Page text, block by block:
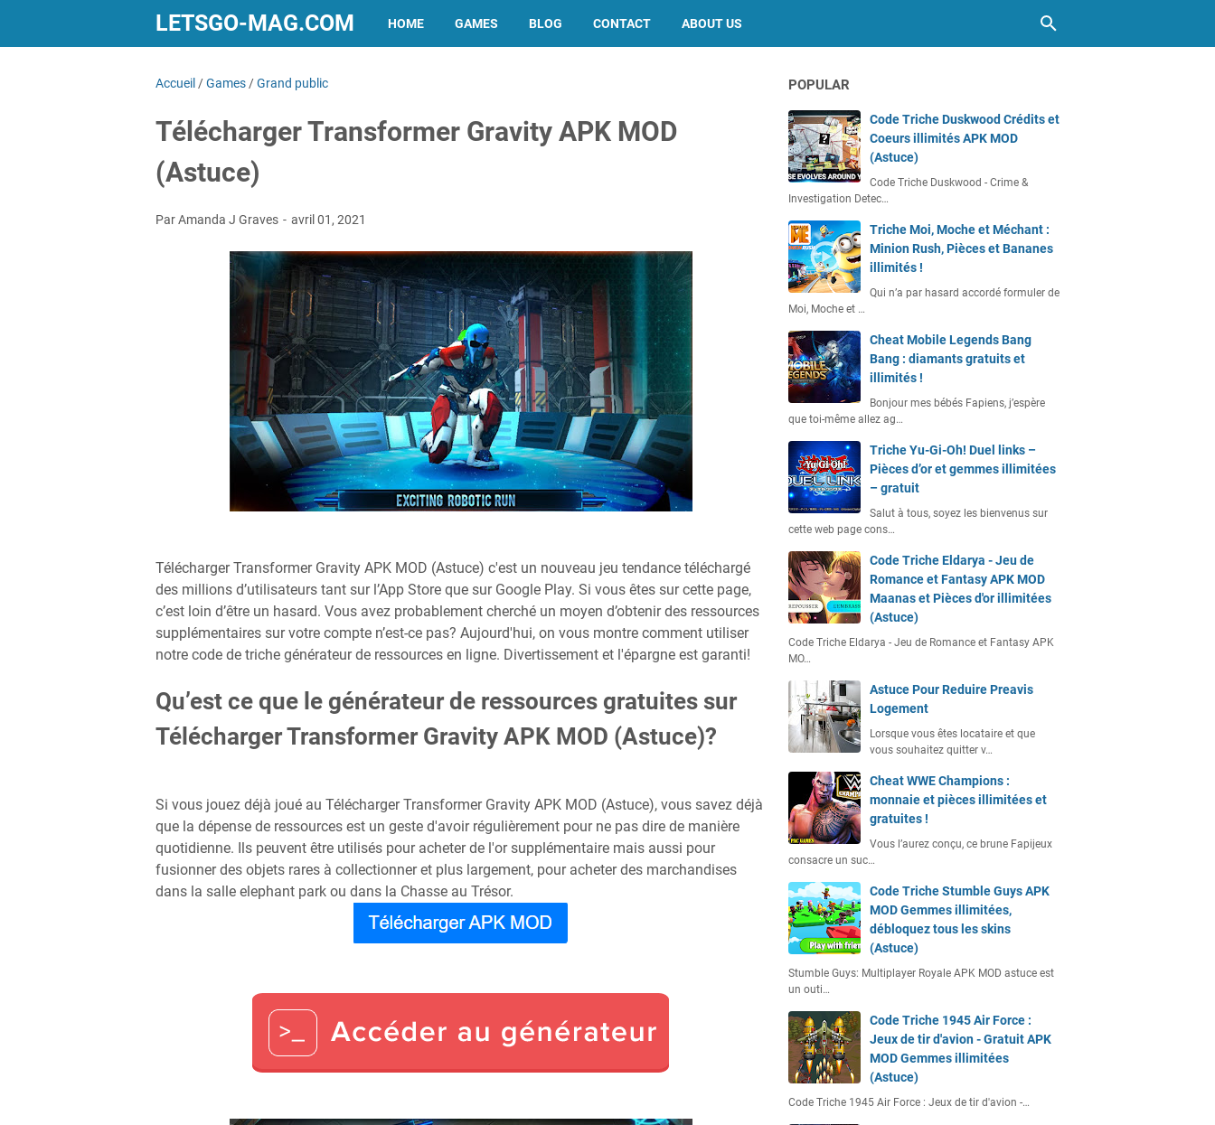
LETSGO-MAG.COM HOME GAMES BLOG CONTACT ABOUT US
Accueil /Games /Grand public
Télécharger Transformer Gravity APK MOD
(Astuce)
Par Amanda J Graves avril 01, 2021
Télécharger Transformer Gravity APK MOD (Astuce) c'est un nouveau jeu tendance téléchargé
des millions d’utilisateurs tant sur l’App Store que sur Google Play. Si vous êtes sur cette page,
c’est loin d’être un hasard. Vous avez probablement cherché un moyen d’obtenir des ressources
supplémentaires sur votre compte n’est-ce pas? Aujourd'hui, on vous montre comment utiliser
notre code de triche générateur de ressources en ligne. Divertissement et l'épargne est garanti!
Qu’est ce que le générateur de ressources gratuites sur
Télécharger Transformer Gravity APK MOD (Astuce)?
Si vous jouez déjà joué au Télécharger Transformer Gravity APK MOD (Astuce), vous savez déjà
que la dépense de ressources est un geste d'avoir régulièrement pour ne pas dire de manière
quotidienne. Ils peuvent être utilisés pour acheter de l'or supplémentaire mais aussi pour
fusionner des objets rares à collectionner et plus largement, pour acheter des marchandises
dans la salle elephant park ou dans la Chasse au Trésor.
POPULAR
Code Triche Duskwood Crédits et
Coeurs illimités APK MOD
(Astuce)
Code Triche Duskwood - Crime &
Investigation Detec…
Triche Moi, Moche et Méchant :
Minion Rush, Pièces et Bananes
illimités !
Qui n’a par hasard accordé formuler de
Moi, Moche et …
Cheat Mobile Legends Bang
Bang : diamants gratuits et
illimités !
Bonjour mes bébés Fapiens, j’espère
que toi-même allez ag…
Triche Yu-Gi-Oh! Duel links –
Pièces d’or et gemmes illimitées
– gratuit
Salut à tous, soyez les bienvenus sur
cette web page cons…
Code Triche Eldarya - Jeu de
Romance et Fantasy APK MOD
Maanas et Pièces d'or illimitées
(Astuce)
Code Triche Eldarya - Jeu de Romance et Fantasy APK
MO…
Astuce Pour Reduire Preavis
Logement
Lorsque vous êtes locataire et que
vous souhaitez quitter v…
Cheat WWE Champions :
monnaie et pièces illimitées et
gratuites !
Vous l’aurez conçu, ce brune Fapijeux
consacre un suc…
Code Triche Stumble Guys APK
MOD Gemmes illimitées,
débloquez tous les skins
(Astuce)
Stumble Guys: Multiplayer Royale APK MOD astuce est
un outi…
Code Triche 1945 Air Force :
Jeux de tir d'avion - Gratuit APK
MOD Gemmes illimitées
(Astuce)
Code Triche 1945 Air Force : Jeux de tir d'avion -…